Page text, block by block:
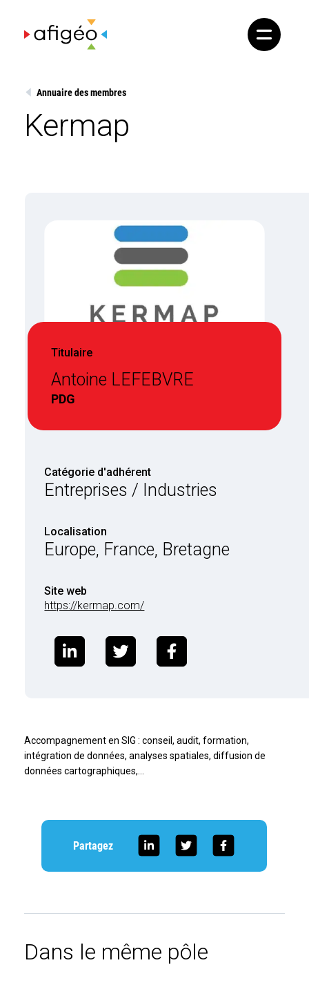
content
Annuaire des membres
Kermap
Titulaire
Antoine LEFEBVRE
PDG
Catégorie d'adhérent
Entreprises / Industries
Localisation
Europe, France, Bretagne
Site web
https://kermap.com/
Accompagnement en SIG : conseil, audit, formation,
intégration de données, analyses spatiales, diffusion de
données cartographiques,…
Partagez
Dans le même pôle